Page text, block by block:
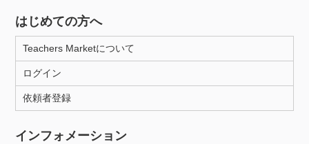
はじめての方へ
Teachers Marketについて
ログイン
依頼者登録
インフォメーション